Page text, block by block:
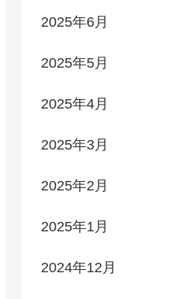
2025年6月
2025年5月
2025年4月
2025年3月
2025年2月
2025年1月
2024年12月